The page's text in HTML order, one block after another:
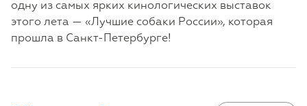
одну из самых ярких кинологических выставок
этого лета — «Лучшие собаки России», которая
прошла в Санкт-Петербурге!